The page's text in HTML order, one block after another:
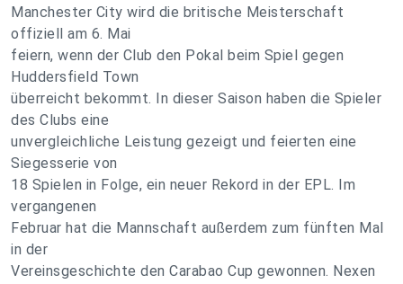
Manchester City wird die britische Meisterschaft
offiziell am 6. Mai
feiern, wenn der Club den Pokal beim Spiel gegen
Huddersfield Town
überreicht bekommt. In dieser Saison haben die Spieler
des Clubs eine
unvergleichliche Leistung gezeigt und feierten eine
Siegesserie von
18 Spielen in Folge, ein neuer Rekord in der EPL. Im
vergangenen
Februar hat die Mannschaft außerdem zum fünften Mal
in der
Vereinsgeschichte den Carabao Cup gewonnen. Nexen